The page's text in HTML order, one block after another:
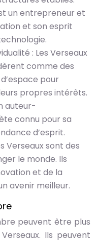
un entrepreneur et
et son esprit
: Les Verseaux
comme des
pour
propres intérêts.
auteur-
connu pour sa
d’esprit.
Verseaux sont des
le monde. Ils
et de la
avenir meilleur.
peuvent être plus
Ils peuvent